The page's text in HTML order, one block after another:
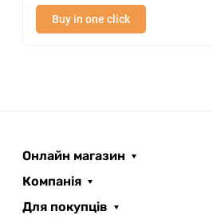
Buy in one click
Онлайн магазин
Компанія
Для покупців